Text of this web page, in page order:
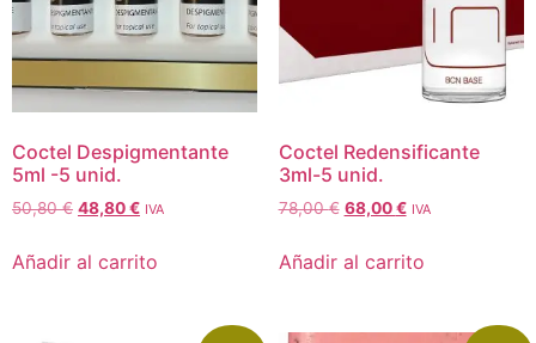
Coctel Despigmentante
5ml -5 unid.
50,80€ 48,80€ IVA
Añadir al carrito
Coctel Redensificante
3ml-5 unid.
78,00€ 68,00€ IVA
Añadir al carrito